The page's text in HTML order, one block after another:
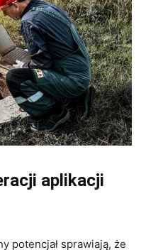
aplikacji
potencjał sprawiają, że